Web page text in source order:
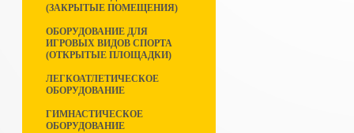
(ЗАКРЫТЫЕ ПОМЕЩЕНИЯ)
ОБОРУДОВАНИЕ ДЛЯ
ИГРОВЫХ ВИДОВ СПОРТА
(ОТКРЫТЫЕ ПЛОЩАДКИ)
ЛЕГКОАТЛЕТИЧЕСКОЕ
ОБОРУДОВАНИЕ
ГИМНАСТИЧЕСКОЕ
ОБОРУДОВАНИЕ